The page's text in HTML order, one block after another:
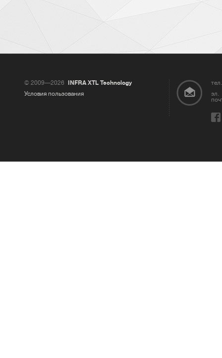
© 2009—2026
INFRA XTL Technology
Условия пользования
эл.